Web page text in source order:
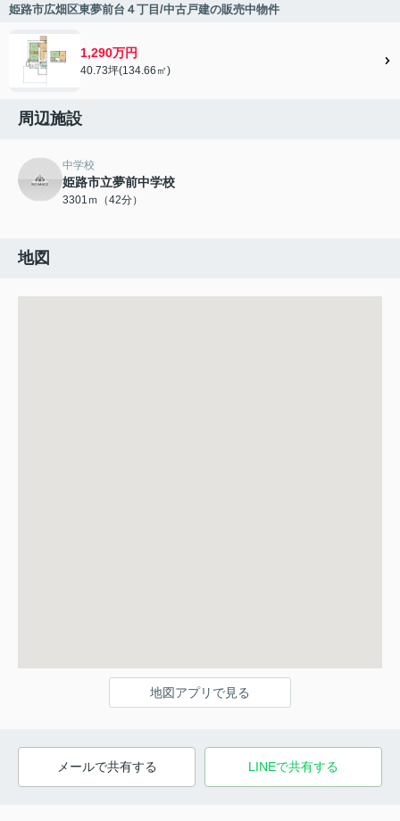
姫路市広畑区東夢前台４丁目/中古戸建の販売中物件
1,290万円
40.73坪(134.66㎡)
周辺施設
中学校
姫路市立夢前中学校
3301ｍ（42分）
地図
地図アプリで見る
メールで共有する LINEで共有する